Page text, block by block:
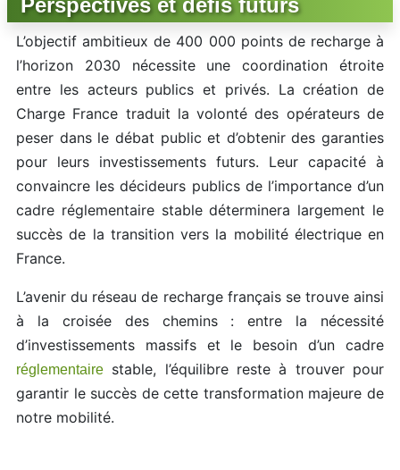
Perspectives et défis futurs
L’objectif ambitieux de 400 000 points de recharge à
l’horizon 2030 nécessite une coordination étroite
entre les acteurs publics et privés. La création de
Charge France traduit la volonté des opérateurs de
peser dans le débat public et d’obtenir des garanties
pour leurs investissements futurs. Leur capacité à
convaincre les décideurs publics de l’importance d’un
cadre réglementaire stable déterminera largement le
succès de la transition vers la mobilité électrique en
France.
L’avenir du réseau de recharge français se trouve ainsi
à la croisée des chemins : entre la nécessité
d’investissements massifs et le besoin d’un cadre
réglementaire stable, l’équilibre reste à trouver pour
garantir le succès de cette transformation majeure de
notre mobilité.